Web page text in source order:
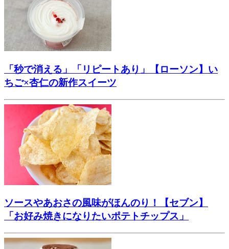
「秒で消える」「リピートあり」【ローソン】い
ちご×杏仁の新作スイーツ
ソースやあおさの風味がほんのり！【セブン】
「お好み焼きになりたいポテトチップス」